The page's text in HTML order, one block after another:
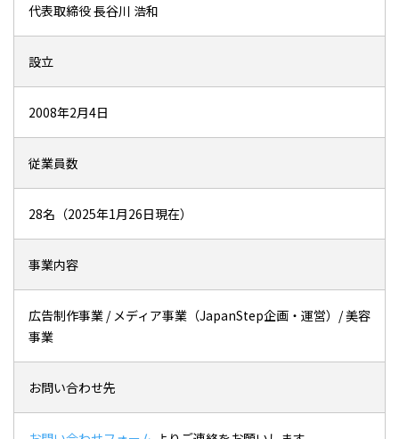
代表取締役 長谷川 浩和
設立
2008年2月4日
従業員数
28名（2025年1月26日現在）
事業内容
広告制作事業 / メディア事業（JapanStep企画・運営）/ 美容
事業
お問い合わせ先